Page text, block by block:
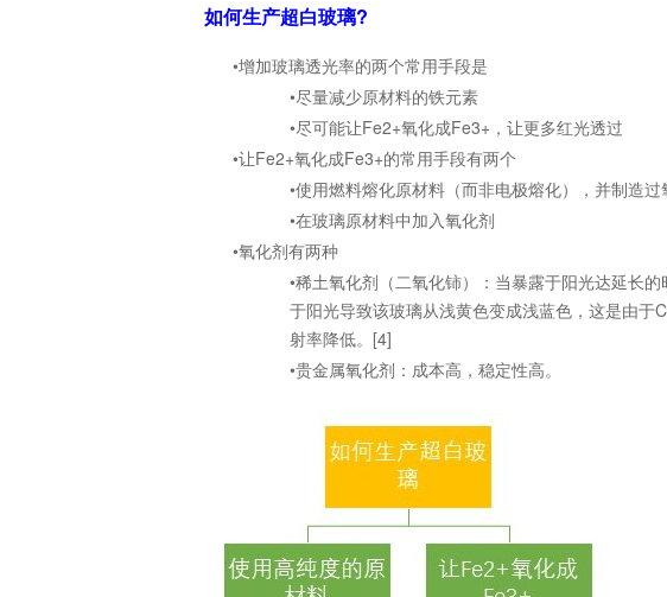
如何生产超白玻璃?
•增加玻璃透光率的两个常用手段是
•尽量减少原材料的铁元素
•尽可能让Fe2+氧化成Fe3+，让更多红光透过
•让Fe2+氧化成Fe3+的常用手段有两个
•使用燃料熔化原材料（而非电极熔化），并制造过
•在玻璃原材料中加入氧化剂
•氧化剂有两种
•稀土氧化剂（二氧化铈）：当暴露于阳光达延长
于阳光导致该玻璃从浅黄色变成浅蓝色，这是由
射率降低。[4]
•贵金属氧化剂：成本高，稳定性高。